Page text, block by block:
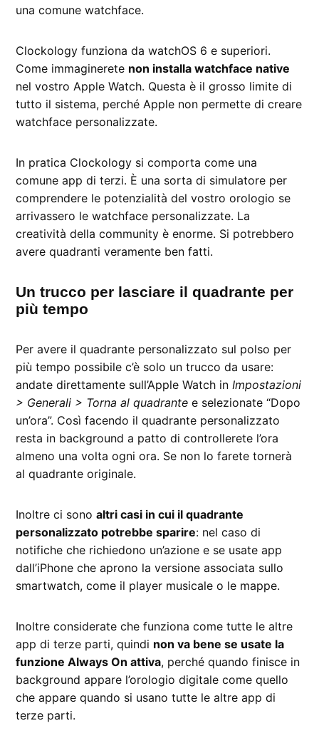
una comune watchface.
Clockology funziona da watchOS 6 e superiori.
Come immaginerete non installa watchface native
nel vostro Apple Watch. Questa è il grosso limite di
tutto il sistema, perché Apple non permette di creare
watchface personalizzate.
In pratica Clockology si comporta come una
comune app di terzi. È una sorta di simulatore per
comprendere le potenzialità del vostro orologio se
arrivassero le watchface personalizzate. La
creatività della community è enorme. Si potrebbero
avere quadranti veramente ben fatti.
Un trucco per lasciare il quadrante per
più tempo
Per avere il quadrante personalizzato sul polso per
più tempo possibile c’è solo un trucco da usare:
andate direttamente sull’Apple Watch inImpostazioni
> Generali > Torna al quadrante e selezionate “Dopo
un’ora”. Così facendo il quadrante personalizzato
resta in background a patto di controllerete l’ora
almeno una volta ogni ora. Se non lo farete tornerà
al quadrante originale.
Inoltre ci sonoaltri casi in cui il quadrante
personalizzato potrebbe sparire: nel caso di
notifiche che richiedono un’azione e se usate app
dall’iPhone che aprono la versione associata sullo
smartwatch, come il player musicale o le mappe.
Inoltre considerate che funziona come tutte le altre
app di terze parti, quindi non va bene se usate la
funzione Always On attiva, perché quando finisce in
background appare l’orologio digitale come quello
che appare quando si usano tutte le altre app di
terze parti.